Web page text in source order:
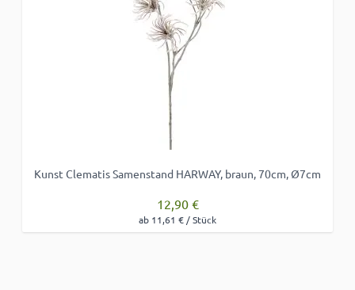
Kunst Clematis Samenstand HARWAY, braun, 70cm, Ø7cm
12,90 €
ab 11,61 € / Stück